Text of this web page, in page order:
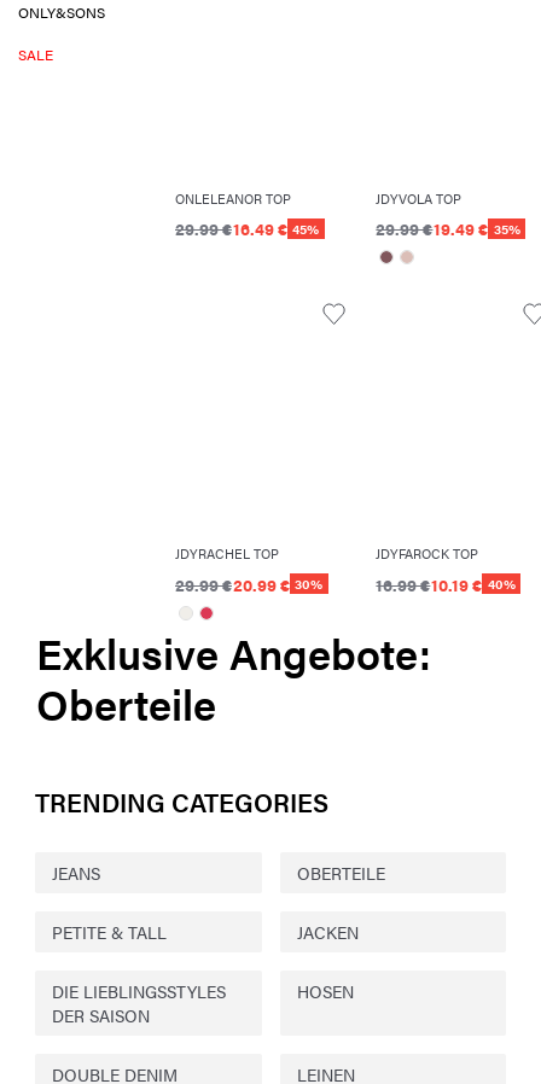
ONLY&SONS
SALE
ONLELEANOR TOP
29.99 €16.49 € 45%
JDYVOLA TOP
29.99 €19.49 € 35%
JDYRACHEL TOP
29.99 €20.99 € 30%
JDYFAROCK TOP
16.99 €10.19 € 40%
Exklusive Angebote:
Oberteile
TRENDING CATEGORIES
JEANS OBERTEILE
PETITE & TALL JACKEN
DIE LIEBLINGSSTYLES
DER SAISON
HOSEN
DOUBLE DENIM LEINEN